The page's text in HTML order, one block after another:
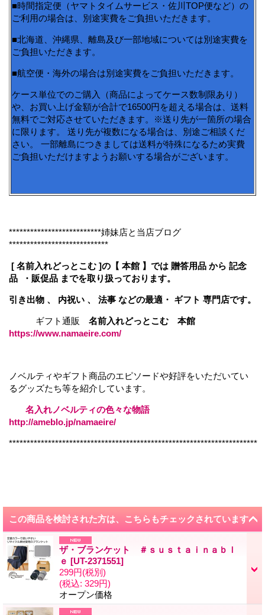
■時間指定便（ヤマトタイムサービス・佐川TOP便など）の
ご利用の場合は、別途実費をご負担いただきます。
■北海道、沖縄県、離島及び一部地域については別途実費を
ご負担いただきます。
■航空便・海外の場合は別途実費をご負担いただきます。
ケース単位でのご購入（商品によってケース数制限あり）
や、お買い上げ金額が合計で16500円を超える場合は、送料
無料でご対応させていただきます。※送り先が一箇所の場合
に限ります。 送り先が複数になる場合は、別途ご相談くだ
さい。 一部離島につきましては送料が特殊になるため実費
ご負担いただけますようお願いする場合がございます。
**************************姉妹店と当店ブログ
****************************
[ 名前入れどっとこむ ]の【 本館 】では 贈答用品 から 記念
品 ・販促品 までを取り扱っております。
引き出物 、 内祝い 、 法事 などの最適・ ギフト 専門店です。
ギフト通販 名前入れどっとこむ 本館
https://www.namaeire.com/
ノベルティやギフト商品のエピソードや好評をいただいてい
るグッズたち等を紹介しています。
名入れノベルティの色々な物語
http://ameblo.jp/namaeire/
**********************************************************************
この商品を検討された方は、こちらもチェックされています
ザ・ブランケット ＃ｓｕｓｔａｉｎａｂｌ
ｅ [UT-2371551]
299円(税別)
(税込: 329円)
オープン価格